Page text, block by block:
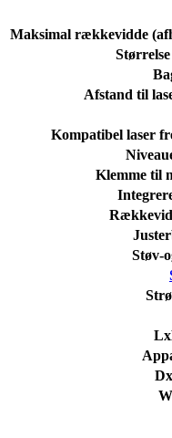
Maksimal rækkevidde
Afstand til
Kompatibel laser
Klemme til
Støv-